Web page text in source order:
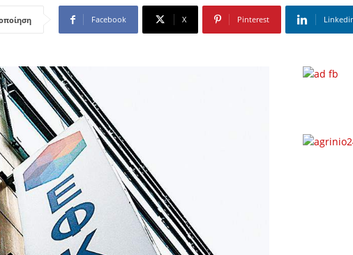
Facebook X Pinterest